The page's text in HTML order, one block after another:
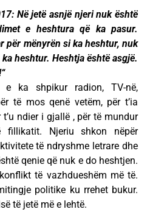
Në jetë asnjë njeri nuk është
e heshtura që ka pasur.
për mënyrën si ka heshtur, nuk
heshtur. Heshtja është asgjë.
ka shpikur radion, TV-në,
të mos qenë vetëm, për t’ia
ndier i gjallë , për të mundur
fillikatit. Njeriu shkon nëpër
të ndryshme letrare dhe
qenie që nuk e do heshtjen.
të vazhdueshëm më të.
politike ku rrehet bukur.
të jetë më e lehtë.